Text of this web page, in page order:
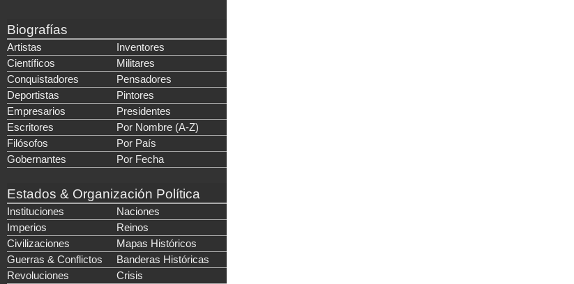
Biografías
Artistas
Inventores
Científicos
Militares
Conquistadores
Pensadores
Deportistas
Pintores
Empresarios
Presidentes
Escritores
Por Nombre (A-Z)
Filósofos
Por País
Gobernantes
Por Fecha
Estados & Organización Política
Instituciones
Naciones
Imperios
Reinos
Civilizaciones
Mapas Históricos
Guerras & Conflictos
Banderas Históricas
Revoluciones
Crisis